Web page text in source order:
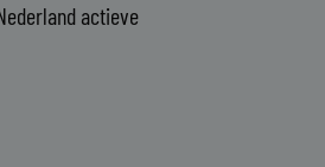
actieve